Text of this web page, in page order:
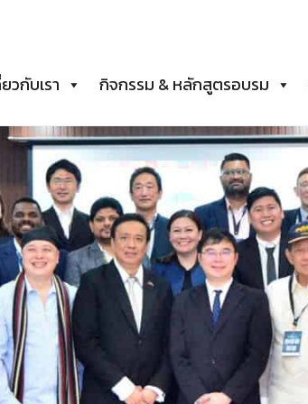
วกับเรา
กิจกรรม & หลักสูตรอบรม